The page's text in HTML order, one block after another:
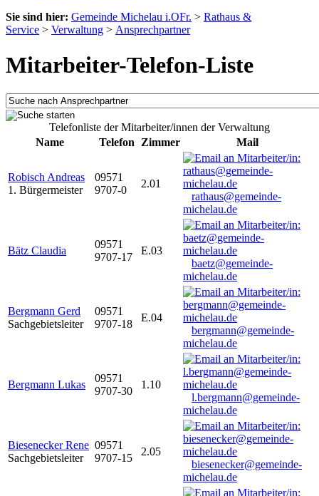
Sie sind hier: Gemeinde Michelau i.OFr. > Rathaus &
Service > Verwaltung > Ansprechpartner
Mitarbeiter-Telefon-Liste
Telefonliste der Mitarbeiter/innen der Verwaltung
Name
Telefon Zimmer Mail
Robisch Andreas
1. Bürgermeister
09571
9707-0
2.01
rathaus@gemeinde-
michelau.de
Bätz Claudia
09571
9707-17
E.03
baetz@gemeinde-
michelau.de
Bergmann Gerd
Sachgebietsleiter
09571
9707-18
E.04
bergmann@gemeinde-
michelau.de
Bergmann Lukas
09571
9707-30
1.10
l.bergmann@gemeinde-
michelau.de
Biesenecker Rene
Sachgebietsleiter
09571
9707-15
2.05
biesenecker@gemeinde-
michelau.de